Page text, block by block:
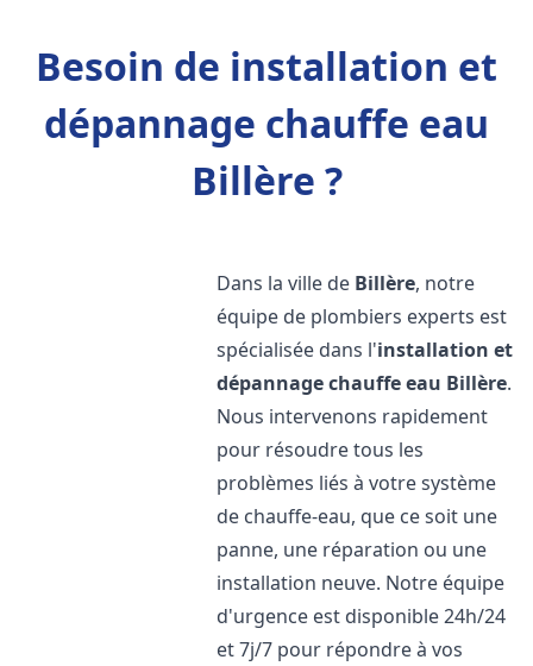
Besoin de installation et
dépannage chauffe eau
Billère ?
Dans la ville de Billère, notre
équipe de plombiers experts est
spécialisée dans l'installation et
dépannage chauffe eau Billère.
Nous intervenons rapidement
pour résoudre tous les
problèmes liés à votre système
de chauffe-eau, que ce soit une
panne, une réparation ou une
installation neuve. Notre équipe
d'urgence est disponible 24h/24
et 7j/7 pour répondre à vos